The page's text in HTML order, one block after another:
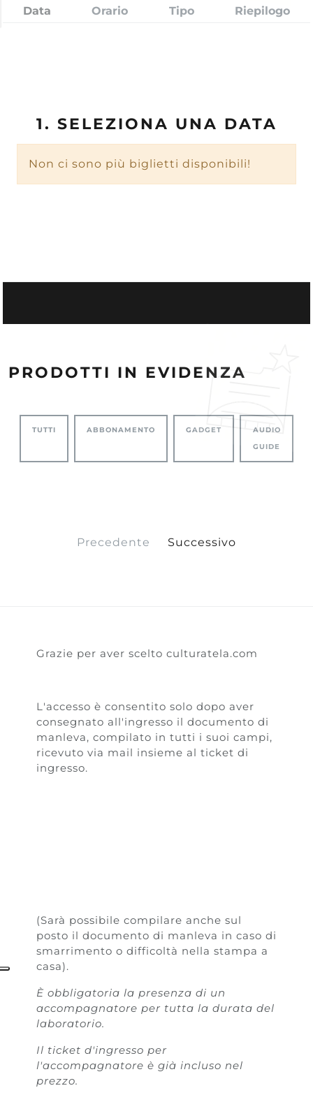
Data Orario Tipo Riepilogo
1. SELEZIONA UNA DATA
Non ci sono più biglietti disponibili!
PRODOTTI IN EVIDENZA
TUTTI ABBONAMENTO GADGET
AUDIO
GUIDE
Precedente Successivo
Grazie per aver scelto culturatela.com
L'accesso è consentito solo dopo aver
consegnato all'ingresso il documento di
manleva, compilato in tutti i suoi campi,
ricevuto via mail insieme al ticket di
ingresso.
(Sarà possibile compilare anche sul
posto il documento di manleva in caso di
smarrimento o difficoltà nella stampa a
casa).
È obbligatoria la presenza di un
accompagnatore per tutta la durata del
laboratorio.
Il ticket d'ingresso per
l'accompagnatore è già incluso nel
prezzo.